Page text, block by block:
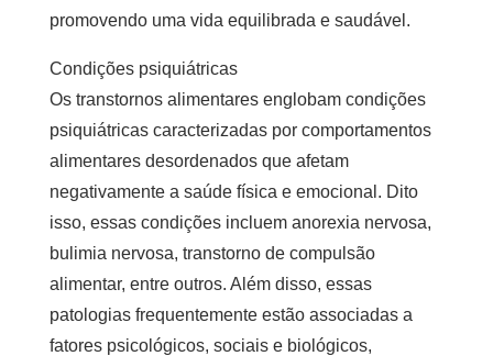
promovendo uma vida equilibrada e saudável.
Condições psiquiátricas
Os transtornos alimentares englobam condições
psiquiátricas caracterizadas por comportamentos
alimentares desordenados que afetam
negativamente a saúde física e emocional. Dito
isso, essas condições incluem anorexia nervosa,
bulimia nervosa, transtorno de compulsão
alimentar, entre outros. Além disso, essas
patologias frequentemente estão associadas a
fatores psicológicos, sociais e biológicos,